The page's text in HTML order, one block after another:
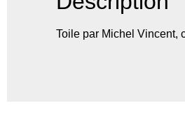
Toile par Michel Vincent,